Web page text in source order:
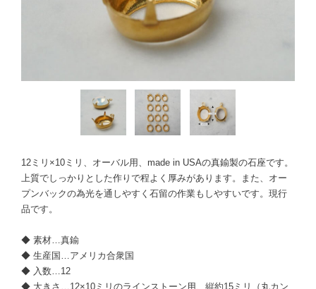
12ミリ×10ミリ、オーバル用、made in USAの真鍮製の石座です。
上質でしっかりとした作りで程よく厚みがあります。また、オー
プンバックの為光を通しやすく石留の作業もしやすいです。現行
品です。
◆ 素材…真鍮
◆ 生産国…アメリカ合衆国
◆ 入数…12
◆ 大きさ…12×10ミリのラインストーン用、縦約15ミリ（丸カン